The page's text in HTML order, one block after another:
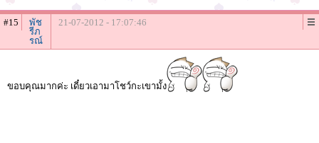
#15
พัช
รีภ
รณ์
21-07-2012 - 17:07:46
ขอบคุณมากค่ะ เดี๋ยวเอามาโชว์กะเขามั้ง